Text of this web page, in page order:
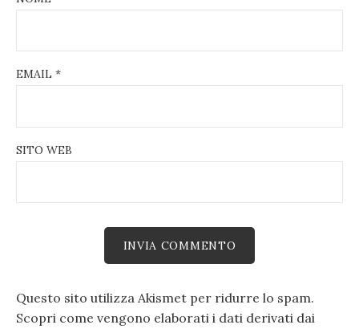
EMAIL *
SITO WEB
Questo sito utilizza Akismet per ridurre lo spam.
Scopri come vengono elaborati i dati derivati dai